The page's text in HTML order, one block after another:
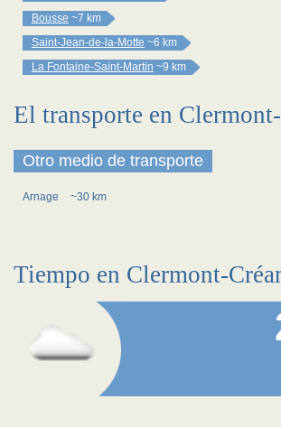
Bousse ~7 km
Saint-Jean-de-la-Motte ~6 km
La Fontaine-Saint-Martin ~9 km
El transporte en
Otro medio de transporte
Arnage ~30 km
Tiempo en Clermont-